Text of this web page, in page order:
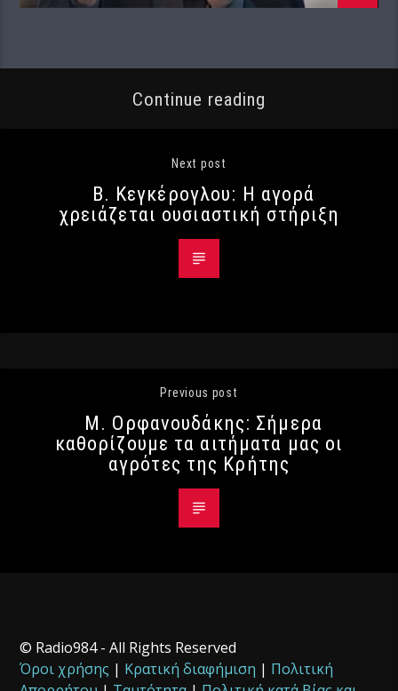
Continue reading
Next post
Β. Κεγκέρογλου: Η αγορά
χρειάζεται ουσιαστική στήριξη
Previous post
Μ. Ορφανουδάκης: Σήμερα
καθορίζουμε τα αιτήματα μας οι
αγρότες της Κρήτης
© Radio984 - All Rights Reserved
Όροι χρήσης | Κρατική διαφήμιση | Πολιτική